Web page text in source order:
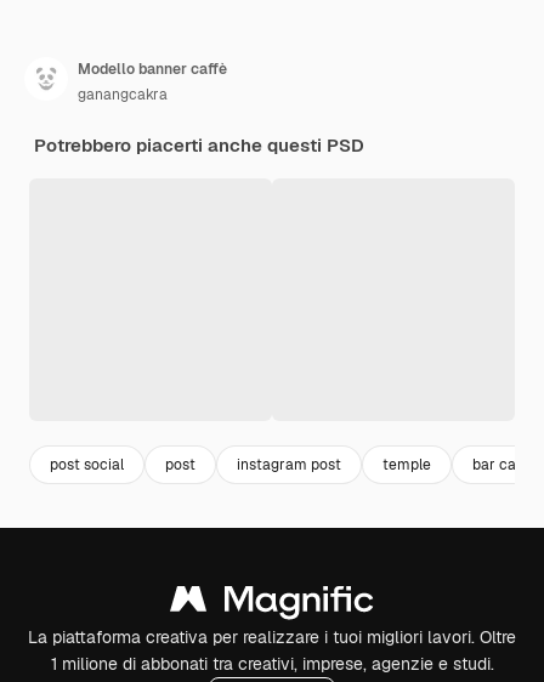
Modello banner caffè
ganangcakra
Potrebbero piacerti anche questi PSD
post social post instagram post temple bar caffè
La piattaforma creativa per realizzare i tuoi migliori lavori. Oltre
1 milione di abbonati tra creativi, imprese, agenzie e studi.